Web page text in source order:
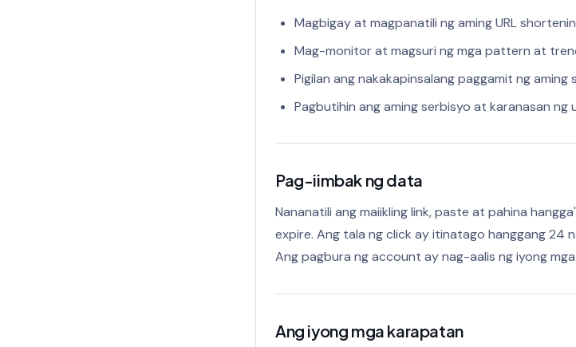
Magbigay at magpanatili ng aming URL
Mag-monitor at magsuri ng mga pattern at
Pigilan ang nakakapinsalang paggamit ng aming
Pagbutihin ang aming serbisyo at karanasan ng
Pag-iimbak ng data
Nananatili ang maiikling link, paste at pahina
expire. Ang tala ng click ay itinatago hanggang 24
Ang pagbura ng account ay nag-aalis ng iyong
Ang iyong mga karapatan